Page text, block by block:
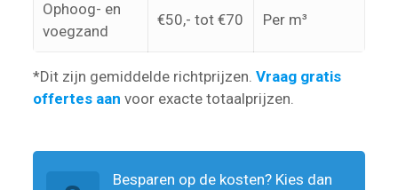
Ophoog- en
voegzand
€50,- tot €70 Per m³
*Dit zijn gemiddelde richtprijzen. Vraag gratis
offertes aan voor exacte totaalprijzen.
Besparen op de kosten? Kies dan